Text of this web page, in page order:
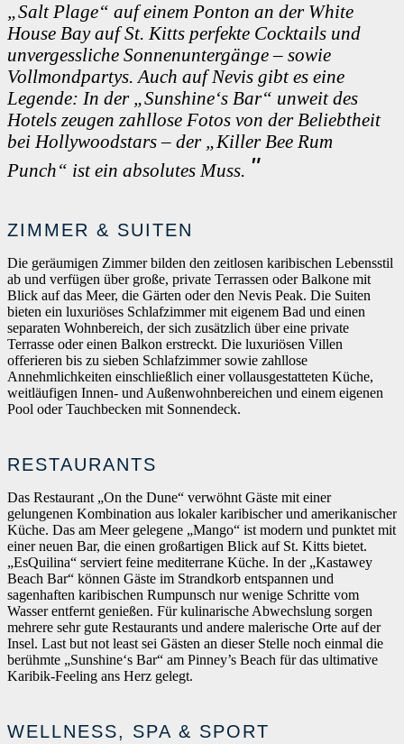
„Salt Plage“ auf einem Ponton an der White
House Bay auf St. Kitts perfekte Cocktails und
unvergessliche Sonnenuntergänge – sowie
Vollmondpartys. Auch auf Nevis gibt es eine
Legende: In der „Sunshine‘s Bar“ unweit des
Hotels zeugen zahllose Fotos von der Beliebtheit
bei Hollywoodstars – der „Killer Bee Rum
Punch“ ist ein absolutes Muss.
ZIMMER & SUITEN
Die geräumigen Zimmer bilden den zeitlosen karibischen Lebensstil
ab und verfügen über große, private Terrassen oder Balkone mit
Blick auf das Meer, die Gärten oder den Nevis Peak. Die Suiten
bieten ein luxuriöses Schlafzimmer mit eigenem Bad und einen
separaten Wohnbereich, der sich zusätzlich über eine private
Terrasse oder einen Balkon erstreckt. Die luxuriösen Villen
offerieren bis zu sieben Schlafzimmer sowie zahllose
Annehmlichkeiten einschließlich einer vollausgestatteten Küche,
weitläufigen Innen- und Außenwohnbereichen und einem eigenen
Pool oder Tauchbecken mit Sonnendeck.
RESTAURANTS
Das Restaurant „On the Dune“ verwöhnt Gäste mit einer
gelungenen Kombination aus lokaler karibischer und amerikanischer
Küche. Das am Meer gelegene „Mango“ ist modern und punktet mit
einer neuen Bar, die einen großartigen Blick auf St. Kitts bietet.
„EsQuilina“ serviert feine mediterrane Küche. In der „Kastawey
Beach Bar“ können Gäste im Strandkorb entspannen und
sagenhaften karibischen Rumpunsch nur wenige Schritte vom
Wasser entfernt genießen. Für kulinarische Abwechslung sorgen
mehrere sehr gute Restaurants und andere malerische Orte auf der
Insel. Last but not least sei Gästen an dieser Stelle noch einmal die
berühmte „Sunshine‘s Bar“ am Pinney’s Beach für das ultimative
Karibik-Feeling ans Herz gelegt.
WELLNESS, SPA & SPORT